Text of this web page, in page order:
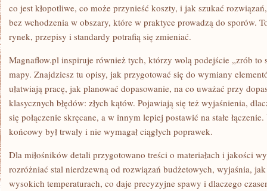
co jest kłopotliwe, co może przynieść koszty, i jak szukać
bez wchodzenia w obszary, które w praktyce prowadzą do sporów.
rynek, przepisy i standardy potrafią się zmieniać.
Magnaflow.pl inspiruje również tych, którzy wolą podejście „zrób to
mapy. Znajdziesz tu opisy, jak przygotować się do wymiany
ułatwiają pracę, jak planować dopasowanie, na co uważać przy
klasycznych błędów: złych kątów. Pojawiają się też wyjaśnienia,
się połączenie skręcane, a w innym lepiej postawić na stałe
końcowy był trwały i nie wymagał ciągłych poprawek.
Dla miłośników detali przygotowano treści o materiałach i jakości
rozróżniać stal nierdzewną od rozwiązań budżetowych, wyjaśnia,
wysokich temperaturach, co daje precyzyjne spawy i dlaczego